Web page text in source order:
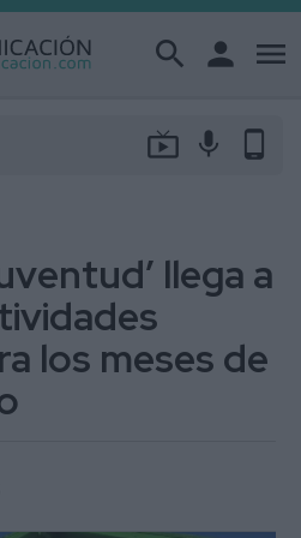
search person menu
live_tv mic phone_android
llega a
los meses de